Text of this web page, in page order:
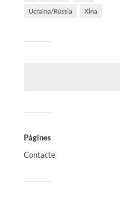
Ucraïna/Rússia Xina
Pàgines
Contacte